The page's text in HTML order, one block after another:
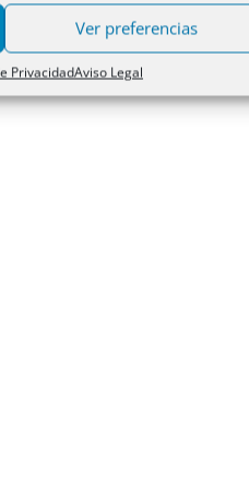
Ver preferencias
PrivacidadAviso Legal